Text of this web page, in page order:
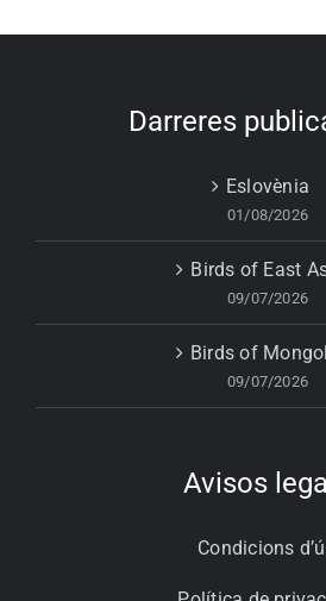
Darreres
Eslovènia
01/08/2026
Birds of East
09/07/2026
Birds of
09/07/2026
Avisos
Condicions